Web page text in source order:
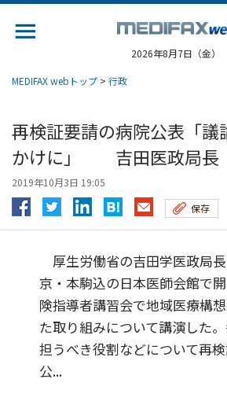
2026年8月7日（金）
MEDIFAX webトップ > 行政
再検証要請の病院公表「議
かけに」 吉田医政局長
2019年10月3日 19:05
保存
厚生労働省の吉田学医政局
京・本駒込の日本医師会館で
険指導者講習会で地域医療構
た取り組みについて講演した
担うべき役割などについて再
公...